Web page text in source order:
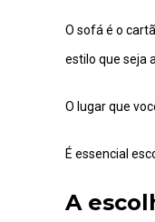
O sofá é o
estilo que seja
O lugar que
É essencial
A